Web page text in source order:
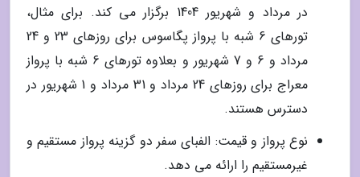
در مرداد و شهریور 1404 برگزار می کند. برای مثال،
تورهای 6 شبه با پرواز پگاسوس برای روزهای 23 و 24
مرداد و 6 و 7 شهریور و بعلاوه تورهای 6 شبه با پرواز
معراج برای روزهای 24 مرداد و 31 مرداد و 1 شهریور در
دسترس هستند.
نوع پرواز و قیمت: الفبای سفر دو گزینه پرواز مستقیم و
غیرمستقیم را ارائه می دهد.